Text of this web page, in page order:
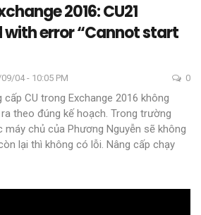
2016: CU21
error “Cannot start
04 - 10:05 PM 0
cấp CU trong Exchange 2016 không
theo đúng kế hoạch. Trong trường
chủ của Phương Nguyễn sẽ không
lại thì không có lỗi. Nâng cấp chạy